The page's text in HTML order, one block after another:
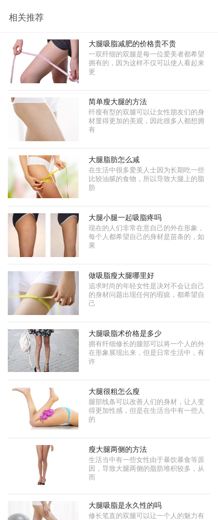
相关推荐
大腿吸脂减肥的价格贵不贵
一双纤细的双腿是每一位爱美者都希望
拥有的，因为这样不仅可以使人看起来
更
简单瘦大腿的方法
纤瘦有型的双腿可以让女性朋友们的身
材显得更加的美观，因此很多人都想拥
有
大腿脂肪怎么减
在生活中很多爱美人士因为长期吃一些
比较油腻的食物，所以导致大腿上的脂
肪
大腿小腿一起吸脂疼吗
现在的人们非常在意自己的外在形象，
每个人都希望自己的身材是苗条的，如
果
做吸脂瘦大腿哪里好
追求时尚的年轻女性是决对不会让自己
的身材问题出现任何的瑕疵，都希望自
己
大腿吸脂术价格是多少
拥有纤细修长的腿部可以将一个人的外
在形象展现出来，但是日常生活中，有
许
大腿很粗怎么瘦
腿部线条可以改善人们的身材，让人变
得更加性感，但是在生活当中有一些人
的
瘦大腿两侧的方法
生活当中有一些女性由于暴饮暴食等原
因，导致大腿两侧的脂肪堆积较多，从
而
大腿吸脂是永久性的吗
修长笔直的双腿可以让一个人的魅力有